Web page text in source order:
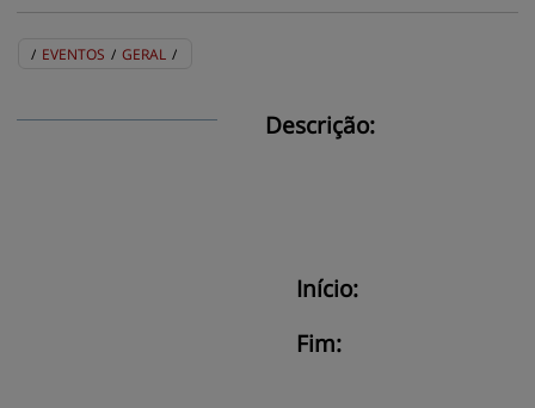
/ EVENTOS / GERAL /
Descrição:
Início:
Fim: